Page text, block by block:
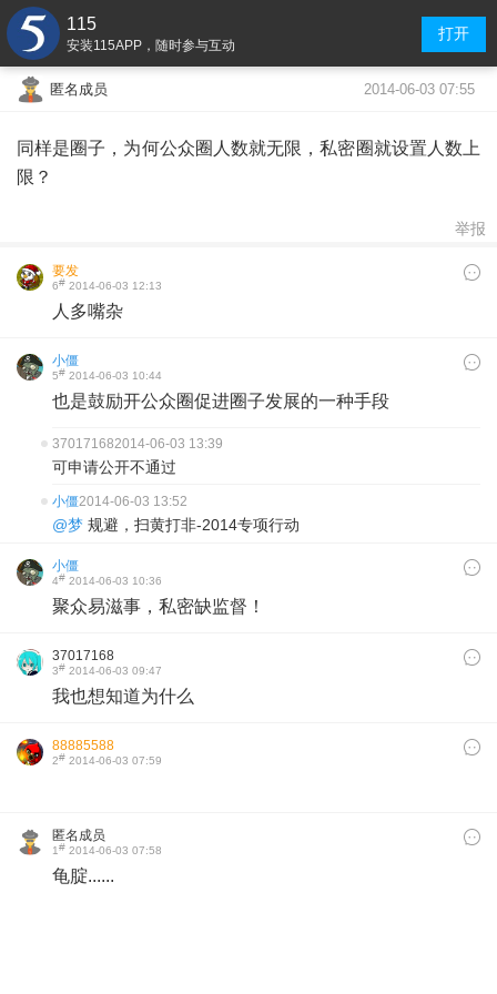
115
安装115APP，随时参与互动
打开
匿名成员 2014-06-03 07:55
同样是圈子，为何公众圈人数就无限，私密圈就设置人数上
限？
举报
要发
6# 2014-06-03 12:13
人多嘴杂
小僵
5# 2014-06-03 10:44
也是鼓励开公众圈促进圈子发展的一种手段
370171682014-06-03 13:39
可申请公开不通过
小僵2014-06-03 13:52
@梦 规避，扫黄打非-2014专项行动
小僵
4# 2014-06-03 10:36
聚众易滋事，私密缺监督！
37017168
3# 2014-06-03 09:47
我也想知道为什么
88885588
2# 2014-06-03 07:59
匿名成员
1# 2014-06-03 07:58
龟腚......